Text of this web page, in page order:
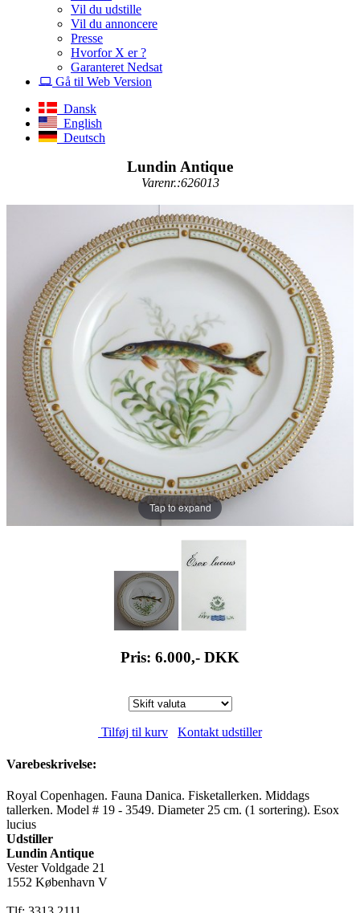
Vil du udstille
Vil du annoncere
Presse
Hvorfor X er ?
Garanteret Nedsat
Gå til Web Version
Dansk
English
Deutsch
Lundin Antique
Varenr.:626013
Tap to expand
Pris: 6.000,- DKK
Tilføj til kurv Kontakt udstiller
Varebeskrivelse:
Royal Copenhagen. Fauna Danica. Fisketallerken. Middags
tallerken. Model # 19 - 3549. Diameter 25 cm. (1 sortering). Esox
lucius
Udstiller
Lundin Antique
Vester Voldgade 21
1552 København V